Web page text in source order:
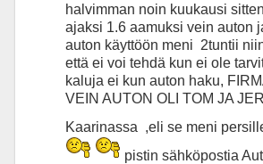
halvimman noin kuukausi
ajaksi 1.6 aamuksi vein auton
auton käyttöön meni 2tuntii
että ei voi tehdä kun ei ole
kaluja ei kun auton haku,
VEIN AUTON OLI TOM JA
Kaarinassa ,eli se meni
pistin sähköpostia